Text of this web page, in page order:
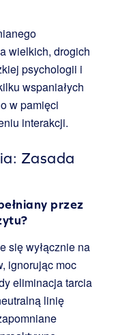
wielkich, drogich
psychologii i
wspaniałych
w pamięci
interakcji.
Zasada
przez
się wyłącznie na
ignorując moc
eliminacja tarcia
linię